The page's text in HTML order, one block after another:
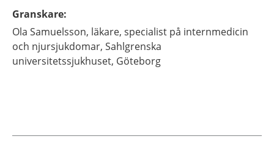
Granskare:
Ola Samuelsson, läkare, specialist på internmedicin
och njursjukdomar, Sahlgrenska
universitetssjukhuset, Göteborg